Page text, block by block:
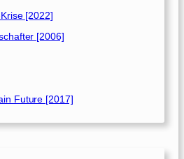
[2022]
[2006]
Future [2017]